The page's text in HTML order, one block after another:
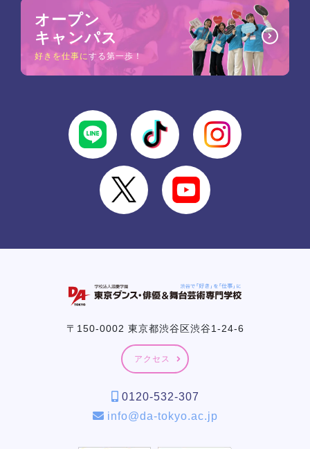
オープン
キャンパス
好きを仕事にする第一歩！
〒150-0002 東京都渋谷区渋谷1-24-6
アクセス
0120-532-307
info@da-tokyo.ac.jp